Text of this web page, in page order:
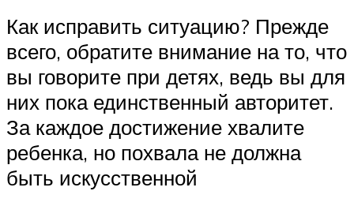
Как исправить ситуацию? Прежде
всего, обратите внимание на то, что
вы говорите при детях, ведь вы для
них пока единственный авторитет.
За каждое достижение хвалите
ребенка, но похвала не должна
быть искусственной